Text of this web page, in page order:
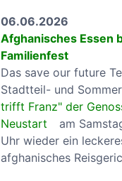
06.06.2026
Afghanisches Essen
Familienfest
Das save our future
Stadtteil- und
trifft Franz" der
Neustart
am
Uhr wieder ein
afghanisches